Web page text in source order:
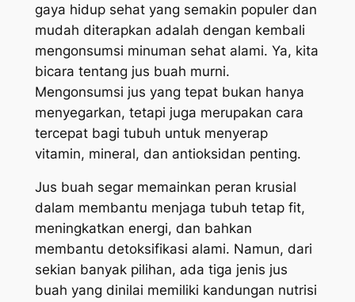
gaya hidup sehat yang semakin populer dan
mudah diterapkan adalah dengan kembali
mengonsumsi minuman sehat alami. Ya, kita
bicara tentang jus buah murni.
Mengonsumsi jus yang tepat bukan hanya
menyegarkan, tetapi juga merupakan cara
tercepat bagi tubuh untuk menyerap
vitamin, mineral, dan antioksidan penting.
Jus buah segar memainkan peran krusial
dalam membantu menjaga tubuh tetap fit,
meningkatkan energi, dan bahkan
membantu detoksifikasi alami. Namun, dari
sekian banyak pilihan, ada tiga jenis jus
buah yang dinilai memiliki kandungan nutrisi